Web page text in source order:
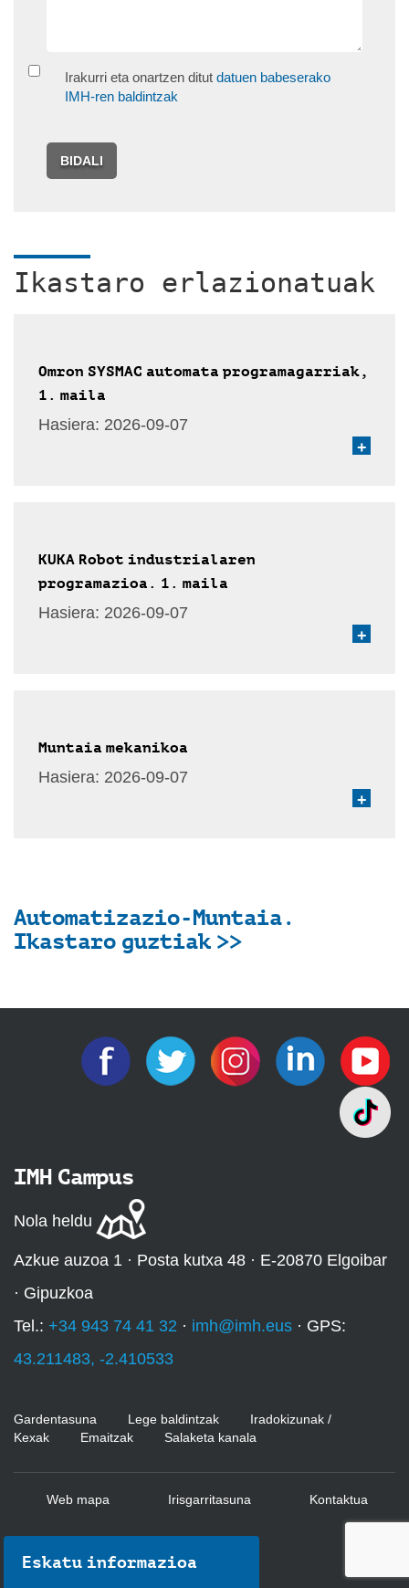
Irakurri eta onartzen ditut datuen babeserako
IMH-ren baldintzak
BIDALI
Ikastaro erlazionatuak
Omron SYSMAC automata programagarriak,
1. maila
Hasiera: 2026-09-07
+
KUKA Robot industrialaren
programazioa. 1. maila
Hasiera: 2026-09-07
+
Muntaia mekanikoa
Hasiera: 2026-09-07
+
Automatizazio-Muntaia.
Ikastaro guztiak >>
Eskatu informazioa
IMH Campus
Nola heldu
Azkue auzoa 1 · Posta kutxa 48 · E-20870 Elgoibar
· Gipuzkoa
Tel.: +34 943 74 41 32 · imh@imh.eus · GPS:
43.211483, -2.410533
Gardentasuna Lege baldintzak
Iradokizunak /
Kexak
Emaitzak Salaketa kanala
Web mapa Irisgarritasuna Kontaktua